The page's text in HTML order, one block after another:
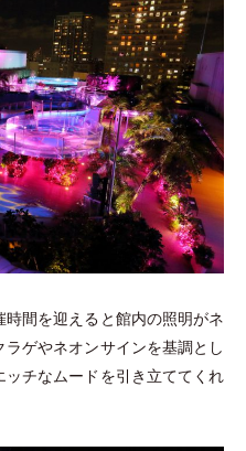
時間を迎えると館内の照明がネ
ゲやネオンサインを基調とし
チなムードを引き立ててくれ